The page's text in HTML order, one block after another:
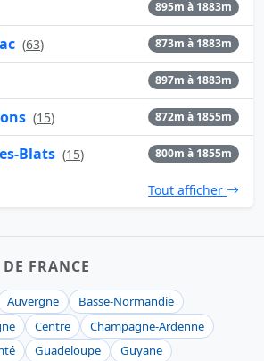
895m à 1883m
(63) 873m à 1883m
897m à 1883m
(15) 872m à 1855m
Blats (15) 800m à 1855m
Tout afficher
FRANCE
Auvergne
Basse-Normandie
Centre
Champagne-Ardenne
Guadeloupe
Guyane